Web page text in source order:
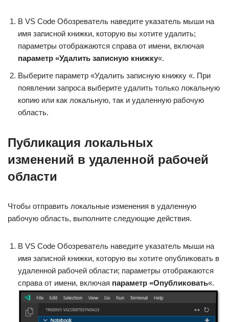
В VS Code Обозреватель наведите указатель мыши на
имя записной книжки, которую вы хотите удалить;
параметры отображаются справа от имени, включая
параметр «Удалить записную книжку«.
Выберите параметр «Удалить записную книжку «. При
появлении запроса выберите удалить только локальную
копию или как локальную, так и удаленную рабочую
область.
Публикация локальных
изменений в удаленной рабочей
области
Чтобы отправить локальные изменения в удаленную
рабочую область, выполните следующие действия.
В VS Code Обозреватель наведите указатель мыши на
имя записной книжки, которую вы хотите опубликовать в
удаленной рабочей области; параметры отображаются
справа от имени, включая параметр «Опубликовать«.